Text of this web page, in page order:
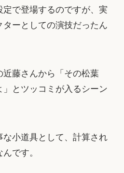
定で登場するのですが、実
ーとしての演技だったん
藤さんから「その松葉
とツッコミが入るシーン
小道具として、計算され
です。